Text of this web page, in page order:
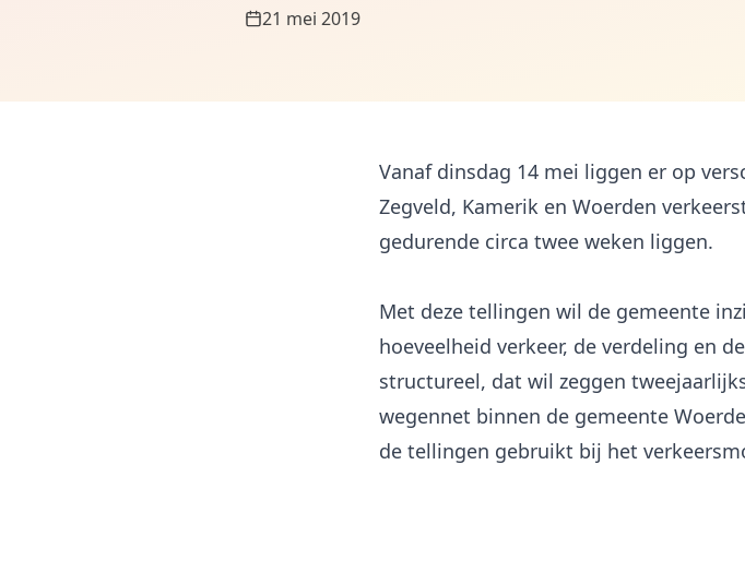
21 mei 2019
Vanaf dinsdag 14 mei liggen er op
Zegveld, Kamerik en Woerden
gedurende circa twee weken liggen.
Met deze tellingen wil de gemeente
hoeveelheid verkeer, de verdeling en
structureel, dat wil zeggen
wegennet binnen de gemeente
de tellingen gebruikt bij het